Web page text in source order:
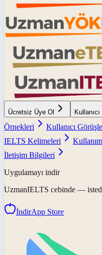
Ücretsiz Üye Ol
Örnekleri
Kullanıcı
IELTS Kelimeleri
İletişim Bilgileri
Uygulamayı indir
UzmanIELTS cebinde —
İndirApp Store